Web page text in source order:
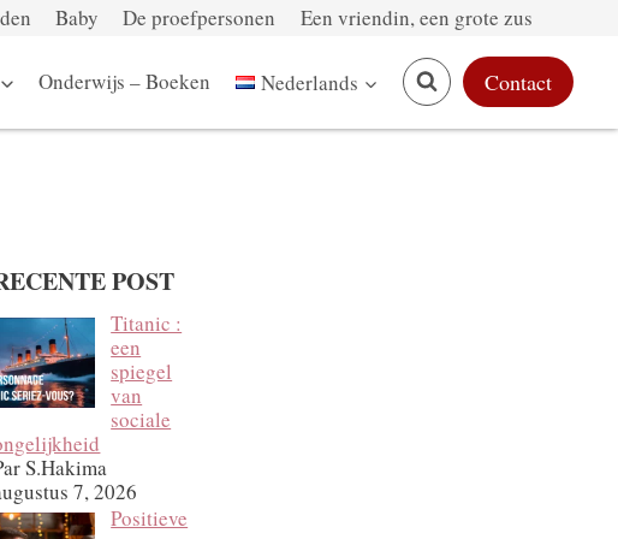
Baby De proefpersonen Een vriendin, een grote zus
Onderwijs – Boeken Nederlands Contact
POST
Titanic :
een
spiegel
van
sociale
S.Hakima
7, 2026
Positieve